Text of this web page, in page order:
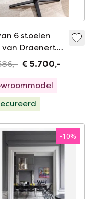
6 stoelen
van Draenert
€ 5.700,-
-10%